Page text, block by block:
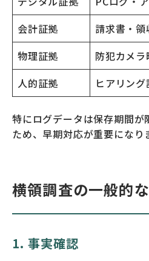
会計証拠
請求書・
物理証拠
防犯カメ
人的証拠
ヒアリング
特にログデータは保存期間が
ため、早期対応が重要になり
横領調査の一般的
1. 事実確認